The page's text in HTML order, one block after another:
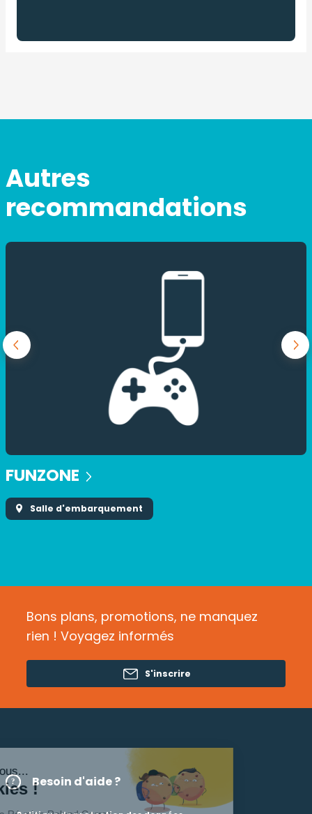
c'est nous...
Cookies !
Autres
recommandations
FUNZONE
Salle d'embarquement
Bons plans, promotions, ne manquez
rien ! Voyagez informés
S'inscrire
Besoin d'aide ?